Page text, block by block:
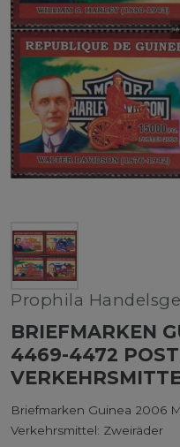
Prophila
BRIEFMARKEN
4469-4472
Briefmarken Guinea 2006
Verkehrsmittel: Zweiräder